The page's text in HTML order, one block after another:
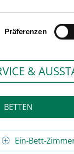
Präferenzen
&
BETTEN
Ein-Bett-